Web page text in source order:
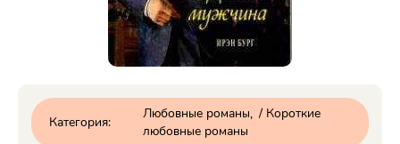
Категория:
Любовные романы / Короткие
любовные романы